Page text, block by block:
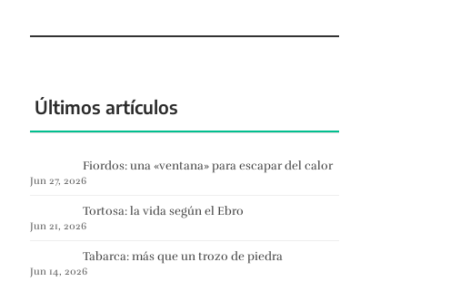
Últimos artículos
Fiordos: una «ventana» para escapar del calor
Jun 27, 2026
Tortosa: la vida según el Ebro
Jun 21, 2026
Tabarca: más que un trozo de piedra
Jun 14, 2026